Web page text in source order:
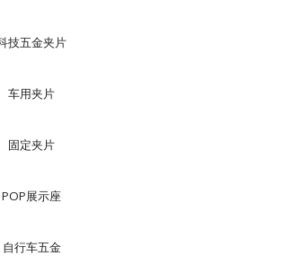
技五金夹片
车用夹片
固定夹片
POP展示座
自行车五金